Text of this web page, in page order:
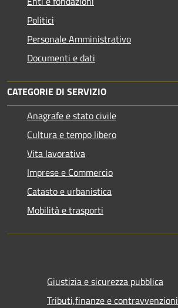
Politici
Personale Amministrativo
Documenti e dati
CATEGORIE DI SERVIZIO
Anagrafe e stato civile
Cultura e tempo libero
Vita lavorativa
Imprese e Commercio
Catasto e urbanistica
Mobilità e trasporti
Giustizia e sicurezza pubblica
Tributi,finanze e contravvenzioni